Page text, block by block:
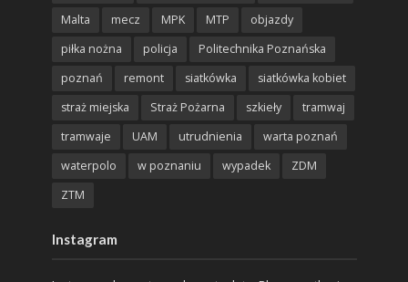
Malta
mecz MPK MTP
objazdy
piłka nożna
policja
Politechnika Poznańska
poznań
remont siatkówka
siatkówka kobiet
straż miejska
Straż Pożarna szkieły
tramwaj
tramwaje
UAM utrudnienia
warta poznań
waterpolo
w poznaniu wypadek
ZDM
ZTM
Instagram